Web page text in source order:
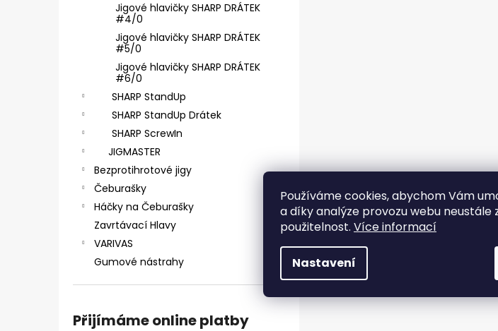
Používáme cookies, abychom Vám
a díky analýze provozu webu neustále
použitelnost. Více informací
Nastavení
Jigové hlavičky SHARP DRÁTEK
#4/0
Jigové hlavičky SHARP DRÁTEK
#5/0
Jigové hlavičky SHARP DRÁTEK
#6/0
SHARP StandUp
SHARP StandUp Drátek
SHARP ScrewIn
JIGMASTER
Bezprotihrotové jigy
Čeburašky
Háčky na Čeburašky
Zavrtávací Hlavy
VARIVAS
Gumové nástrahy
Přijímáme online platby